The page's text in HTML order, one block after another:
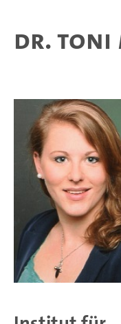
Dr.